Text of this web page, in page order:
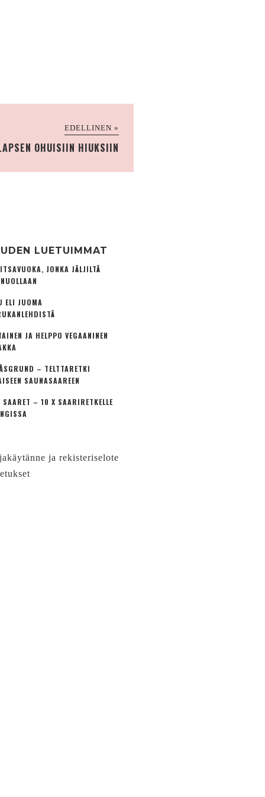
EDELLINEN »
OHUISIIN HIUKSIIN
LUETUIMMAT
JONKA JÄLJILTÄ
ELI JUOMA
JA HELPPO VEGAANINEN
– TELTTARETKI
SAUNASAAREEN
SAARET – 10 X SAARIRETKELLE
ja rekisteriselote